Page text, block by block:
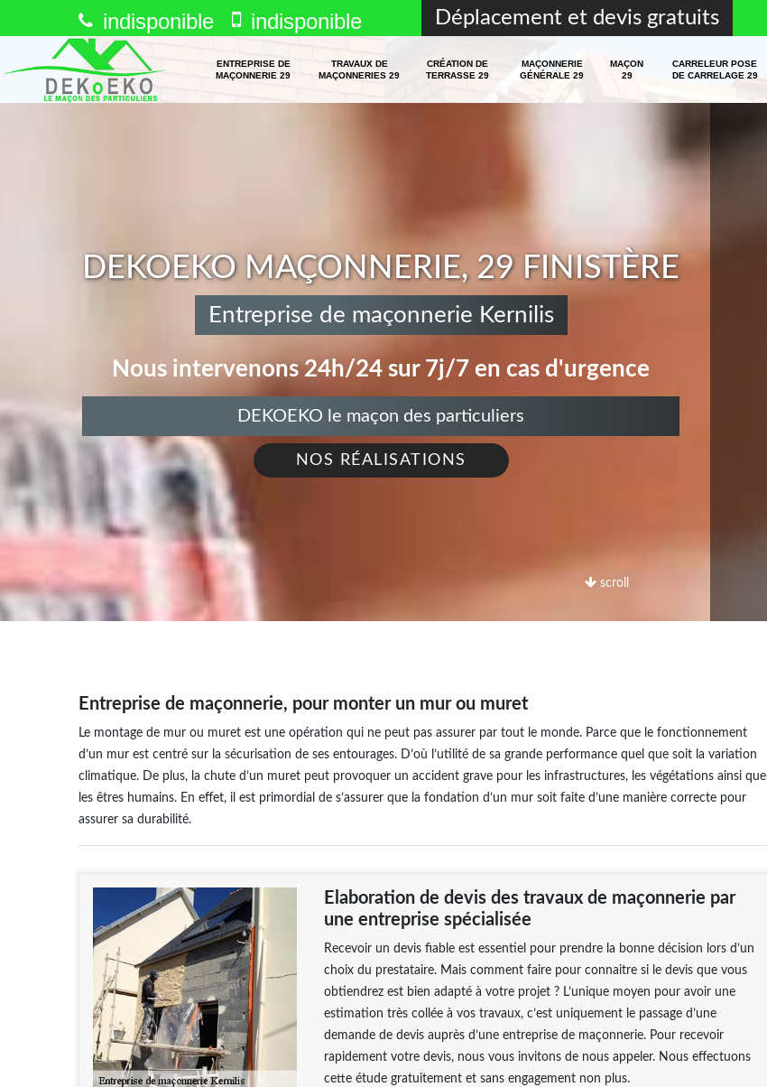
indisponible indisponible Déplacement et devis gratuits
ENTREPRISE DE
MAÇONNERIE 29
TRAVAUX DE
MAÇONNERIES 29
CRÉATION DE
TERRASSE 29
MAÇONNERIE
GÉNÉRALE 29
MAÇON
29
CARRELEUR POSE
DE CARRELAGE 29
scroll
DEKOEKO MAÇONNERIE, 29 FINISTÈRE
Entreprise de maçonnerie Kernilis
Nous intervenons 24h/24 sur 7j/7 en cas d'urgence
DEKOEKO le maçon des particuliers
NOS RÉALISATIONS
Entreprise de maçonnerie, pour monter un mur ou muret
Le montage de mur ou muret est une opération qui ne peut pas assurer par tout le monde. Parce que le fonctionnement
d’un mur est centré sur la sécurisation de ses entourages. D’où l’utilité de sa grande performance quel que soit la variation
climatique. De plus, la chute d’un muret peut provoquer un accident grave pour les infrastructures, les végétations ainsi que
les êtres humains. En effet, il est primordial de s’assurer que la fondation d’un mur soit faite d’une manière correcte pour
assurer sa durabilité.
Elaboration de devis des travaux de maçonnerie par
une entreprise spécialisée
Recevoir un devis fiable est essentiel pour prendre la bonne décision lors d’un
choix du prestataire. Mais comment faire pour connaitre si le devis que vous
obtiendrez est bien adapté à votre projet ? L’unique moyen pour avoir une
estimation très collée à vos travaux, c’est uniquement le passage d’une
demande de devis auprès d’une entreprise de maçonnerie. Pour recevoir
rapidement votre devis, nous vous invitons de nous appeler. Nous effectuons
cette étude gratuitement et sans engagement non plus.